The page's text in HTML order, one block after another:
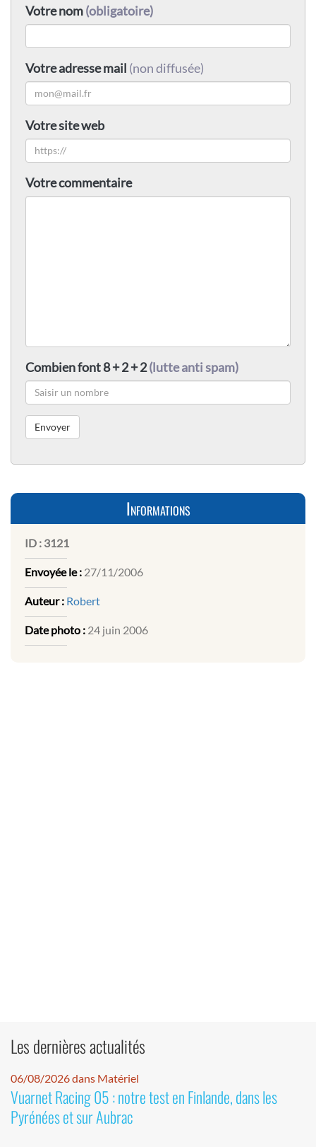
Votre nom(obligatoire)
Votre adresse mail (non diffusée)
Votre site web
Votre commentaire
Combien font 8 + 2 + 2(lutte anti spam)
Informations
ID : 3121
Envoyée le : 27/11/2006
Auteur : Robert
Date photo : 24 juin 2006
Les dernières actualités
06/08/2026 dans Matériel
Vuarnet Racing 05 : notre test en Finlande, dans les
Pyrénées et sur Aubrac